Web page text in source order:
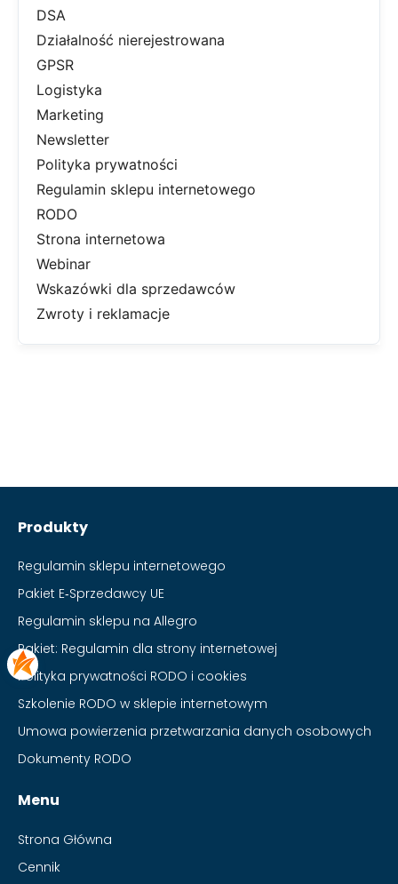
DSA
Działalność nierejestrowana
GPSR
Logistyka
Marketing
Newsletter
Polityka prywatności
Regulamin sklepu internetowego
RODO
Strona internetowa
Webinar
Wskazówki dla sprzedawców
Zwroty i reklamacje
Produkty
Regulamin sklepu internetowego
Pakiet E‑Sprzedawcy UE
Regulamin sklepu na Allegro
Pakiet: Regulamin dla strony internetowej
Polityka prywatności RODO i cookies
Szkolenie RODO w sklepie internetowym
Umowa powierzenia przetwarzania danych osobowych
Dokumenty RODO
Menu
Strona Główna
Cennik